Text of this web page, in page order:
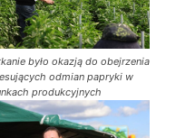
było okazją do obejrzenia
odmian papryki w
produkcyjnych